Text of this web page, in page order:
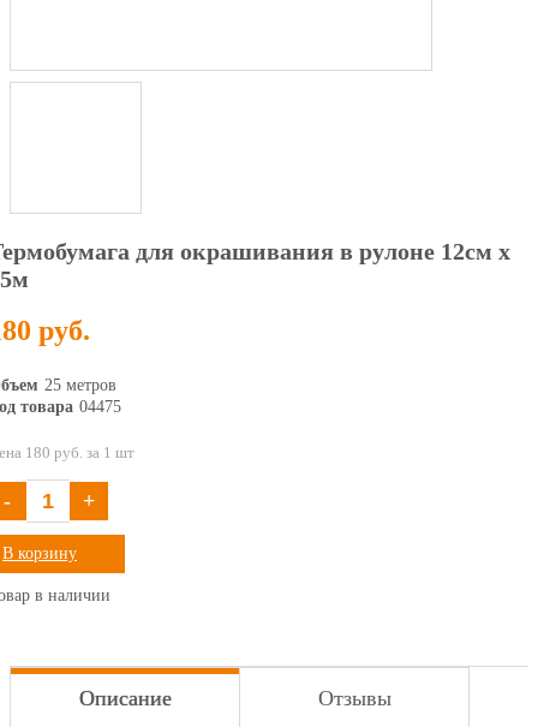
для окрашивания в рулоне 12см х
руб.
25 метров
товара 04475
180 руб. за 1 шт
- +
В корзину
в наличии
Описание Отзывы